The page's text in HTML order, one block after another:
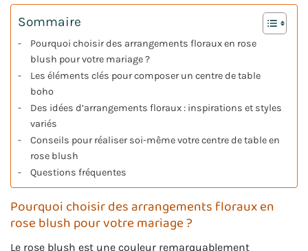
Sommaire
Pourquoi choisir des arrangements floraux en rose
blush pour votre mariage ?
Les éléments clés pour composer un centre de table
boho
Des idées d’arrangements floraux : inspirations et styles
variés
Conseils pour réaliser soi-même votre centre de table en
rose blush
Questions fréquentes
Pourquoi choisir des arrangements floraux en
rose blush pour votre mariage ?
Le rose blush est une couleur remarquablement